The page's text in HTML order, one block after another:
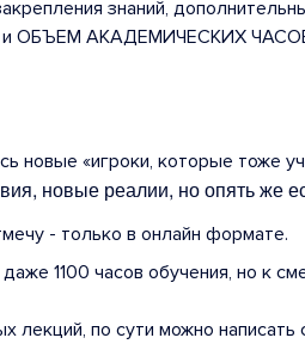
знаний,
и ОБЪЕМ АКАДЕМИЧЕСКИХ
новые «игроки, которые тоже
новые реалии, но опять же
- только в онлайн формате.
1100 часов обучения, но к
лекций, по сути можно написать